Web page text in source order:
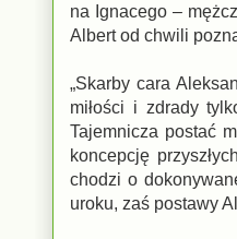
na Ignacego –
Albert od chwili
„Skarby cara
miłości i zdrady
Tajemnicza postać
koncepcję
chodzi o
uroku, zaś postawy